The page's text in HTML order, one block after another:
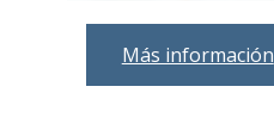
Más información